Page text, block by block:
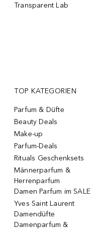
Transparent Lab
TOP KATEGORIEN
Parfum & Düfte
Beauty Deals
Make-up
Parfum-Deals
Rituals Geschenksets
Männerparfum &
Herrenparfum
Damen Parfum im SALE
Yves Saint Laurent
Damendüfte
Damenparfum &